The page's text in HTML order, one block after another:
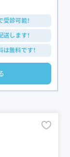
診可能！
送します！
無料です！